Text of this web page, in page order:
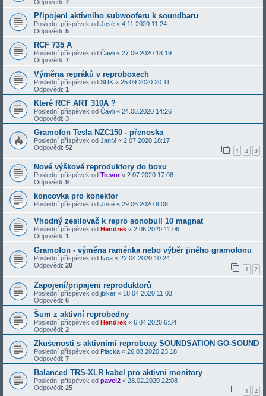
Odpovědi: 7
Připojení aktivního subwooferu k soundbaru
Poslední příspěvek od José « 4.11.2020 11:24
Odpovědi: 5
RCF 735 A
Poslední příspěvek od Čavli « 27.09.2020 18:19
Odpovědi: 7
Výměna repráků v reproboxech
Poslední příspěvek od SUK « 25.09.2020 20:11
Odpovědi: 1
Které RCF ART 310A ?
Poslední příspěvek od Čavli « 24.08.2020 14:26
Odpovědi: 3
Gramofon Tesla NZC150 - přenoska
Poslední příspěvek od JanM « 2.07.2020 18:17
Odpovědi: 52 1 2 3
Nové výškové reproduktory do boxu
Poslední příspěvek od Trevor« 2.07.2020 17:08
Odpovědi: 9
koncovka pro konektor
Poslední příspěvek od José « 29.06.2020 9:08
Vhodný zesilovač k repro sonobull 10 magnat
Poslední příspěvek od Hendrek « 2.06.2020 11:06
Odpovědi: 1
Gramofon - výměna raménka nebo výběr jiného gramofonu
Poslední příspěvek od Ivca « 22.04.2020 10:24
Odpovědi: 20 1 2
Zapojení/pripajeni reproduktorů
Poslední příspěvek od jbiker « 18.04.2020 11:03
Odpovědi: 6
Šum z aktivní reprobedny
Poslední příspěvek od Hendrek « 6.04.2020 6:34
Odpovědi: 2
Zkušenosti s aktivními reproboxy SOUNDSATION GO-SOUND
Poslední příspěvek od Placka « 26.03.2020 23:18
Odpovědi: 7
Balanced TRS-XLR kabel pro aktivní monitory
Poslední příspěvek od pavel2 « 28.02.2020 22:08
Odpovědi: 25 1 2